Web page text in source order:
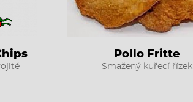
Pollo Fritte
Smažený kuřecí řízek